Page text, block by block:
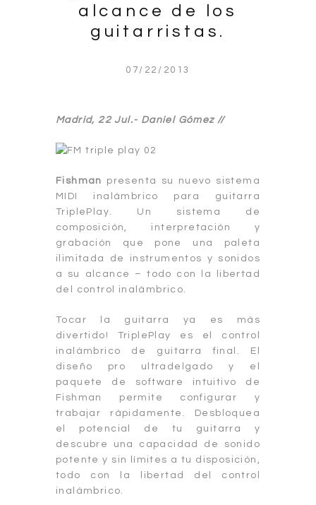
alcance de los
guitarristas.
07/22/2013
Madrid, 22 Jul.- Daniel Gómez //
Fishman presenta su nuevo sistema
MIDI inalámbrico para guitarra
TriplePlay. Un sistema de
composición, interpretación y
grabación que pone una paleta
ilimitada de instrumentos y sonidos
a su alcance – todo con la libertad
del control inalámbrico.
Tocar la guitarra ya es más
divertido! TriplePlay es el control
inalámbrico de guitarra final. El
diseño pro ultradelgado y el
paquete de software intuitivo de
Fishman permite configurar y
trabajar rápidamente. Desbloquea
el potencial de tu guitarra y
descubre una capacidad de sonido
potente y sin límites a tu disposición,
todo con la libertad del control
inalámbrico.